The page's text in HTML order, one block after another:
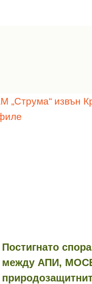
Постигнато
между АПИ,